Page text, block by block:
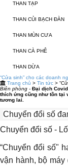
THAN TẠP
THAN CỦI BẠCH ĐÀN
THAN MÙN CƯA
THAN CÀ PHÊ
THAN DỪA
“Cửa sinh” cho các doanh
Trang chủ > Tin tức >
Biên phòng - Đại dịch
thích ứng cũng như tồn tại
tương lai.
Chuyển đổi số
Chuyển đổi số -
“Chuyển đổi số"
vận hành, bộ